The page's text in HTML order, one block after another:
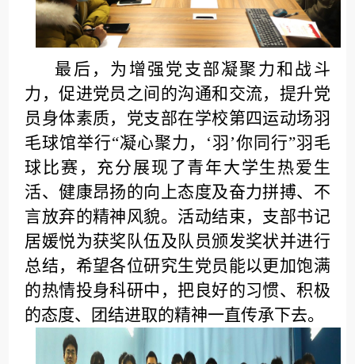
最后，为增强党支部凝聚力和战斗
力，促进党员之间的沟通和交流，提升党
员身体素质，党支部在学校第四运动场羽
毛球馆举行“凝心聚力，‘羽’你同行”羽毛
球比赛，充分展现了青年大学生热爱生
活、健康昂扬的向上态度及奋力拼搏、不
言放弃的精神风貌。活动结束，支部书记
居媛悦为获奖队伍及队员颁发奖状并进行
总结，希望各位研究生党员能以更加饱满
的热情投身科研中，把良好的习惯、积极
的态度、团结进取的精神一直传承下去。